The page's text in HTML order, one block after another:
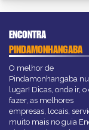
ENCONTRA
PINDAMONHANGABA
O melhor de
Pindamonhangaba
lugar! Dicas, onde ir, o
fazer, as melhores
empresas, locais,
muito mais no guia